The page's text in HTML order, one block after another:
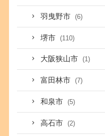
羽曳野市 (6)
堺市 (110)
大阪狭山市 (1)
富田林市 (7)
和泉市 (5)
高石市 (2)